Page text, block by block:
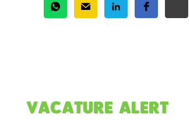
Vacature alert